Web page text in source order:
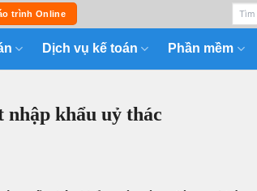
trình Online
Dịch vụ kế toán Phần mềm
nhập khẩu uỷ thác